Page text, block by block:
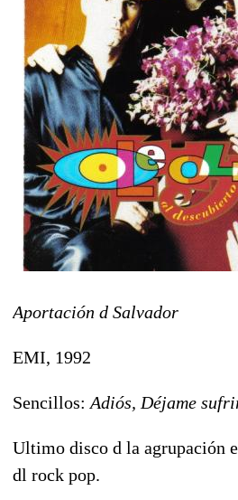
Aportación d Salvador
EMI, 1992
Sencillos: Adiós, Déjame
Ultimo disco d la agrupación
dl rock pop.